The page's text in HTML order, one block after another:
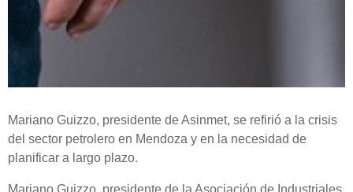
Mariano Guizzo, presidente de Asinmet, se refirió a la crisis
del sector petrolero en Mendoza y en la necesidad de
planificar a largo plazo.
Mariano Guizzo, presidente de la Asociación de Industriales